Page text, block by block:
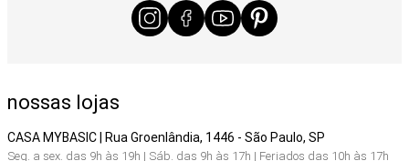
nossas lojas
CASA MYBASIC | Rua Groenlândia, 1446 - São Paulo, SP
Seg. a sex. das 9h às 19h | Sáb. das 9h às 17h | Feriados das 10h às 17h